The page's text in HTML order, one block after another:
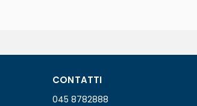
CONTATTI
045 8782888